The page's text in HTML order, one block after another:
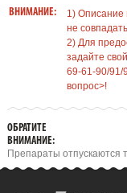
ВНИМАНИЕ:
1) Описание
не
2) Для
задайте
69-61-90/91/
вопрос>!
ОБРАТИТЕ
ВНИМАНИЕ:
Препараты отпускаются